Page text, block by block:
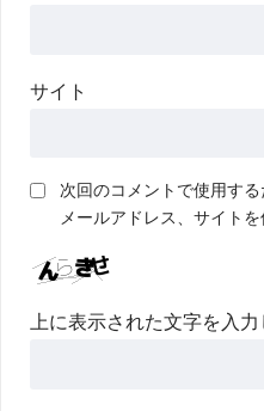
サイト
次回のコメントで使用す
メールアドレス、サイトを
上に表示された文字を入力